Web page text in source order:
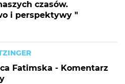
czasów.
i perspektywy "
Fatimska - Komentarz